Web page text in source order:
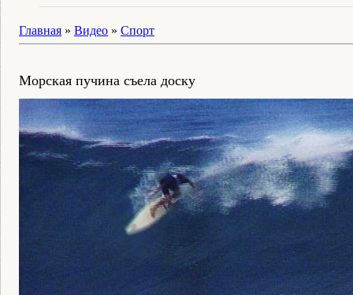
Главная » Видео » Спорт
Морская пучина съела доску